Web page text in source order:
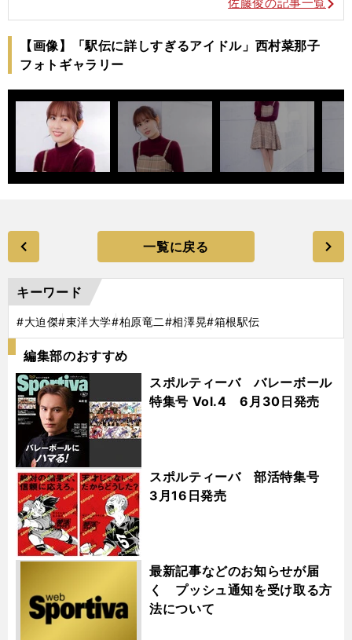
【画像】「駅伝に詳しすぎるアイドル」西村菜那子
フォトギャラリー
一覧に戻る
キーワード
#大迫傑#東洋大学#柏原竜二#相澤晃#箱根駅伝
編集部のおすすめ
スポルティーバ バレーボール
特集号 Vol.4 6月30日発売
スポルティーバ 部活特集号
3月16日発売
最新記事などのお知らせが届
く プッシュ通知を受け取る方
法について